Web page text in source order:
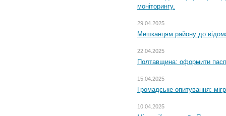
моніторингу.
29.04.2025
Мешканцям району до
22.04.2025
Полтавщина: оформити
15.04.2025
Громадське опитування:
10.04.2025